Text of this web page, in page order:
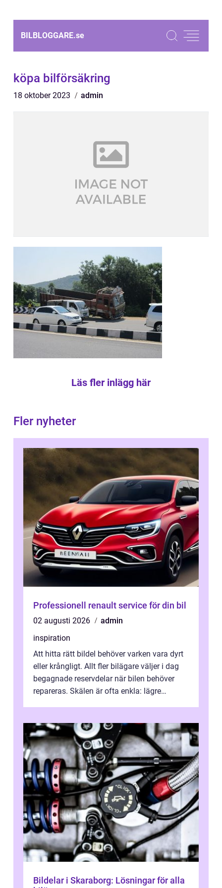
BILBLOGGARE.se
köpa bilförsäkring
18 oktober 2023 admin
Läs fler inlägg här
Fler nyheter
Professionell renault service för din bil
02 augusti 2026
admin
inspiration
Att hitta rätt bildel behöver varken vara dyrt
eller krångligt. Allt fler bilägare väljer i dag
begagnade reservdelar när bilen behöver
repareras. Skälen är ofta enkla: lägre
Bildelar i Skaraborg: Lösningar för alla